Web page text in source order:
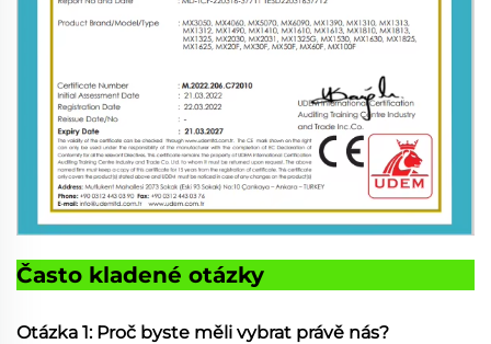
Často kladené otázky
Otázka 1: Proč byste měli vybrat právě nás?